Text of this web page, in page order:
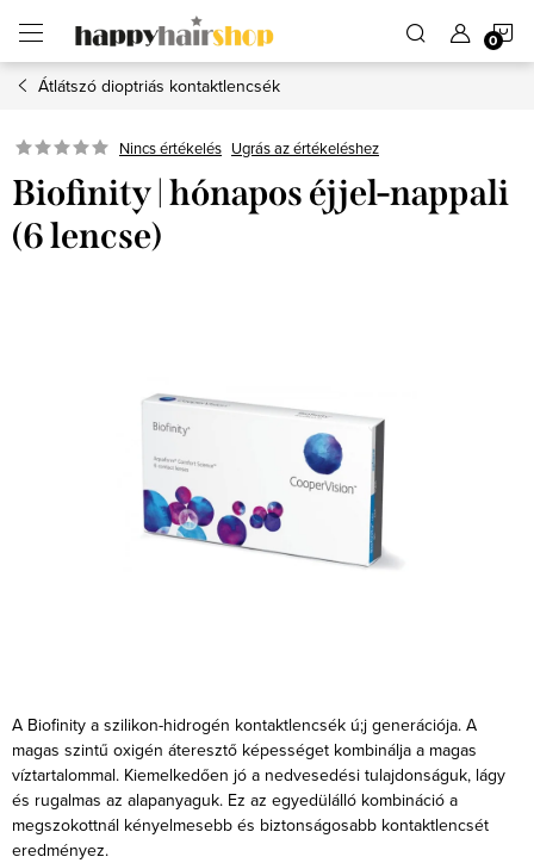
fő
tartalomhoz
Átlátszó dioptriás kontaktlencsék
Nincs értékelés Ugrás az értékeléshez
Biofinity | hónapos éjjel-nappali
(6 lencse)
A Biofinity a szilikon-hidrogén kontaktlencsék ú;j generációja. A
magas szintű oxigén áteresztő képességet kombinálja a magas
víztartalommal. Kiemelkedően jó a nedvesedési tulajdonságuk, lágy
és rugalmas az alapanyaguk. Ez az egyedülálló kombináció a
megszokottnál kényelmesebb és biztonságosabb kontaktlencsét
eredményez.